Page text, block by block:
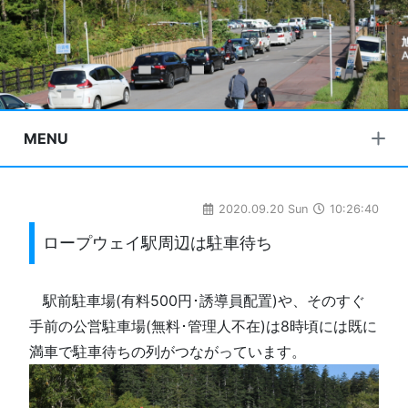
MENU
2020.09.20 Sun 10:26:40
ロープウェイ駅周辺は駐車待ち
駅前駐車場(有料500円･誘導員配置)や、そのすぐ
手前の公営駐車場(無料･管理人不在)は8時頃には既に
満車で駐車待ちの列がつながっています。